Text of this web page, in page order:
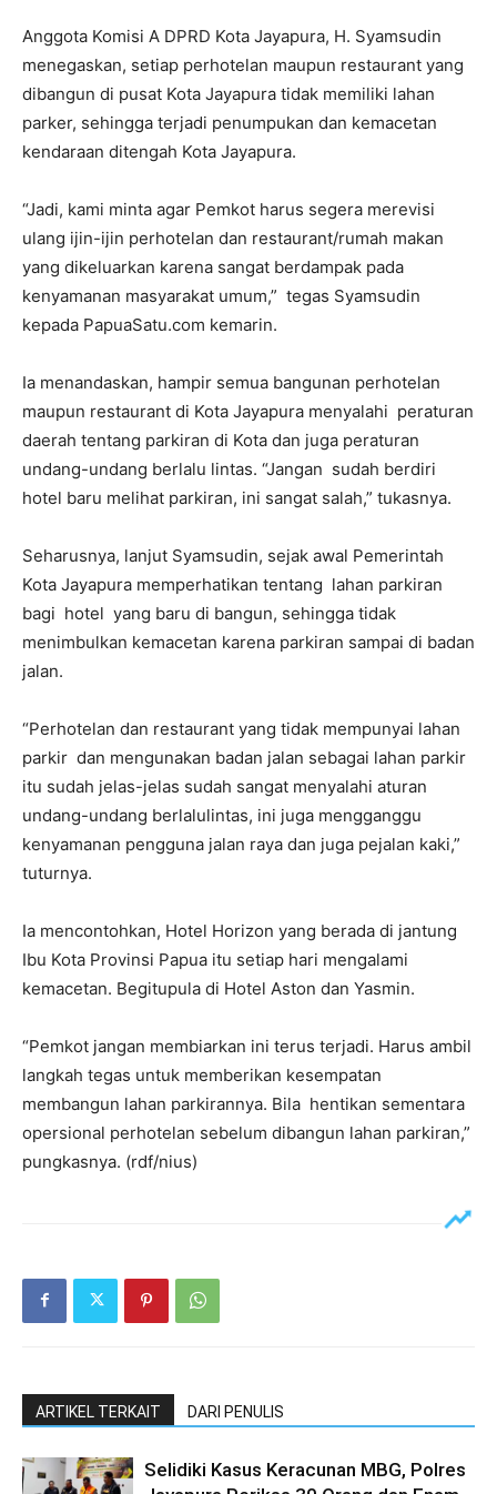
Anggota Komisi A DPRD Kota Jayapura, H. Syamsudin
menegaskan, setiap perhotelan maupun restaurant yang
dibangun di pusat Kota Jayapura tidak memiliki lahan
parker, sehingga terjadi penumpukan dan kemacetan
kendaraan ditengah Kota Jayapura.
“Jadi, kami minta agar Pemkot harus segera merevisi
ulang ijin-ijin perhotelan dan restaurant/rumah makan
yang dikeluarkan karena sangat berdampak pada
kenyamanan masyarakat umum,” tegas Syamsudin
kepada PapuaSatu.com kemarin.
Ia menandaskan, hampir semua bangunan perhotelan
maupun restaurant di Kota Jayapura menyalahi peraturan
daerah tentang parkiran di Kota dan juga peraturan
undang-undang berlalu lintas. “Jangan sudah berdiri
hotel baru melihat parkiran, ini sangat salah,” tukasnya.
Seharusnya, lanjut Syamsudin, sejak awal Pemerintah
Kota Jayapura memperhatikan tentang lahan parkiran
bagi hotel yang baru di bangun, sehingga tidak
menimbulkan kemacetan karena parkiran sampai di badan
jalan.
“Perhotelan dan restaurant yang tidak mempunyai lahan
parkir dan mengunakan badan jalan sebagai lahan parkir
itu sudah jelas-jelas sudah sangat menyalahi aturan
undang-undang berlalulintas, ini juga mengganggu
kenyamanan pengguna jalan raya dan juga pejalan kaki,”
tuturnya.
Ia mencontohkan, Hotel Horizon yang berada di jantung
Ibu Kota Provinsi Papua itu setiap hari mengalami
kemacetan. Begitupula di Hotel Aston dan Yasmin.
“Pemkot jangan membiarkan ini terus terjadi. Harus ambil
langkah tegas untuk memberikan kesempatan
membangun lahan parkirannya. Bila hentikan sementara
opersional perhotelan sebelum dibangun lahan parkiran,”
pungkasnya. (rdf/nius)
ARTIKEL TERKAIT DARI PENULIS
Selidiki Kasus Keracunan MBG, Polres